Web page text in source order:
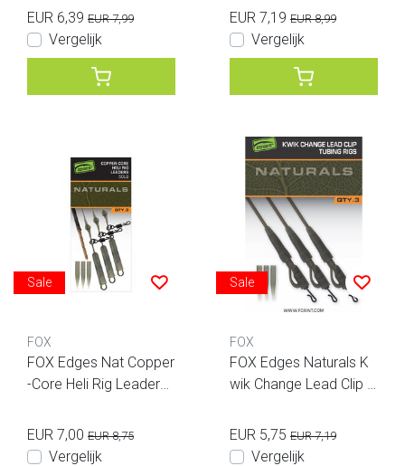
EUR 6,39 EUR 7,99
Vergelijk
EUR 7,19 EUR 8,99
Vergelijk
Sale
FOX
FOX Edges Nat Copper
-Core Heli Rig Leaders
EUR 7,00 EUR 8,75
Vergelijk
Sale
FOX
FOX Edges Naturals K
wik Change Lead Clip T
EUR 5,75 EUR 7,19
Vergelijk